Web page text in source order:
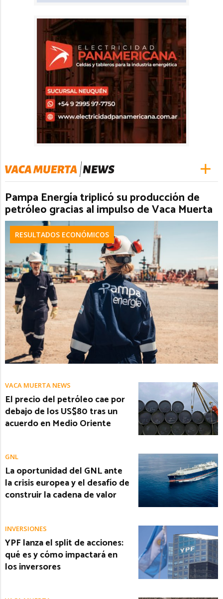
Pampa Energía triplicó su producción de
petróleo gracias al impulso de Vaca Muerta
RESULTADOS ECONÓMICOS
VACA MUERTA NEWS
El precio del petróleo cae por
debajo de los US$80 tras un
acuerdo en Medio Oriente
GNL
La oportunidad del GNL ante
la crisis europea y el desafío de
construir la cadena de valor
INVERSIONES
YPF lanza el split de acciones:
qué es y cómo impactará en
los inversores